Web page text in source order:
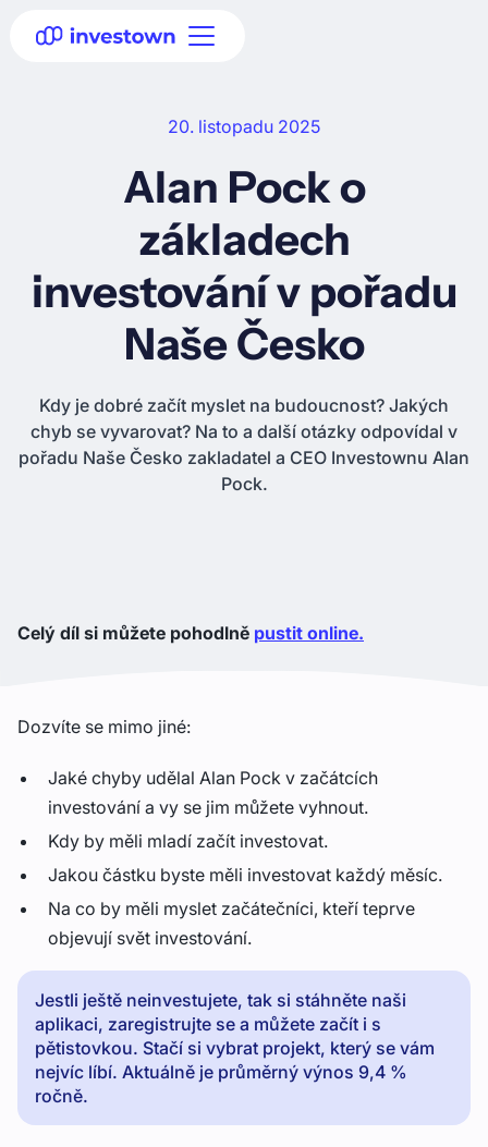
20. listopadu 2025
Alan Pock o
základech
investování v pořadu
Naše Česko
Kdy je dobré začít myslet na budoucnost? Jakých
chyb se vyvarovat? Na to a další otázky odpovídal v
pořadu Naše Česko zakladatel a CEO Investownu Alan
Pock.
Celý díl si můžete pohodlně pustit online.
Dozvíte se mimo jiné:
Jaké chyby udělal Alan Pock v začátcích
investování a vy se jim můžete vyhnout.
Kdy by měli mladí začít investovat.
Jakou částku byste měli investovat každý měsíc.
Na co by měli myslet začátečníci, kteří teprve
objevují svět investování.
Jestli ještě neinvestujete, tak si stáhněte naši
aplikaci, zaregistrujte se a můžete začít i s
pětistovkou. Stačí si vybrat projekt, který se vám
nejvíc líbí. Aktuálně je průměrný výnos 9,4 %
ročně.